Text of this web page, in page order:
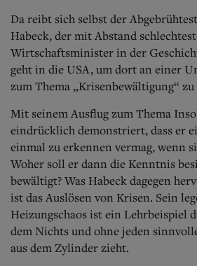
Da reibt sich selbst der
Habeck, der mit Abstand
Wirtschaftsminister in der
geht in die USA, um dort an einer
zum Thema „Krisenbewältigung“
Mit seinem Ausflug zum Thema
eindrücklich demonstriert, dass er
einmal zu erkennen vermag, wenn
Woher soll er dann die Kenntnis
bewältigt? Was Habeck dagegen
ist das Auslösen von Krisen. Sein
Heizungschaos ist ein Lehrbeispiel
dem Nichts und ohne jeden
aus dem Zylinder zieht.